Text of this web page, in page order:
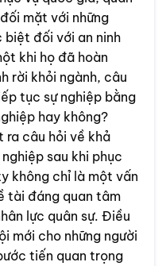
mặt với những
đối với an ninh
khi họ đã hoàn
rời khỏi ngành, câu
tục sự nghiệp bằng
hay không?
ra câu hỏi về khả
sau khi phục
không chỉ là một vấn
tài đáng quan tâm
lực quân sự. Điều
mới cho những người
tiến quan trọng